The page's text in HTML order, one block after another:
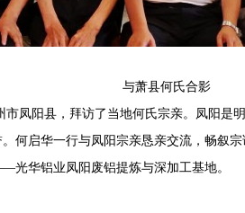
与萧县何氏合影
市凤阳县，拜访了当地何氏宗亲。凤阳是
何启华一行与凤阳宗亲恳亲交流，畅叙
光华铝业凤阳废铝提炼与深加工基地。